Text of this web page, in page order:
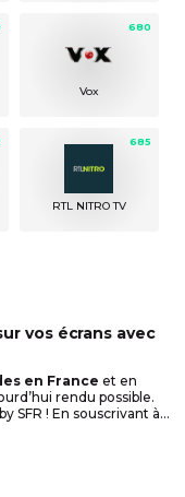
680
Vox
685
RTL NITRO TV
vos écrans avec
en France et en
rendu possible.
SFR ! En souscrivant à